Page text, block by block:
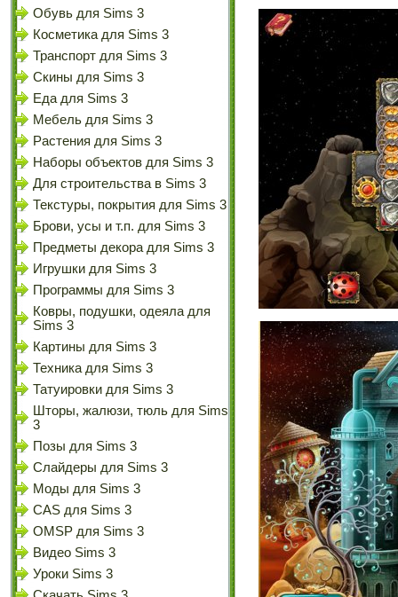
Обувь для Sims 3
Косметика для Sims 3
Транспорт для Sims 3
Скины для Sims 3
Еда для Sims 3
Мебель для Sims 3
Растения для Sims 3
Наборы объектов для Sims 3
Для строительства в Sims 3
Текстуры, покрытия для Sims 3
Брови, усы и т.п. для Sims 3
Предметы декора для Sims 3
Игрушки для Sims 3
Программы для Sims 3
Ковры, подушки, одеяла для
Sims 3
Картины для Sims 3
Техника для Sims 3
Татуировки для Sims 3
Шторы, жалюзи, тюль для Sims
3
Позы для Sims 3
Слайдеры для Sims 3
Моды для Sims 3
CAS для Sims 3
OMSP для Sims 3
Видео Sims 3
Уроки Sims 3